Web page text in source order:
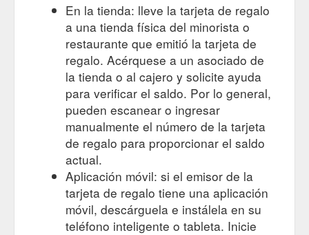
En la tienda: lleve la tarjeta de regalo
a una tienda física del minorista o
restaurante que emitió la tarjeta de
regalo. Acérquese a un asociado de
la tienda o al cajero y solicite ayuda
para verificar el saldo. Por lo general,
pueden escanear o ingresar
manualmente el número de la tarjeta
de regalo para proporcionar el saldo
actual.
Aplicación móvil: si el emisor de la
tarjeta de regalo tiene una aplicación
móvil, descárguela e instálela en su
teléfono inteligente o tableta. Inicie